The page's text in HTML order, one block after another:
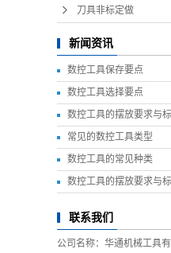
刀具非标定做
新闻资讯
数控工具保存要点
数控工具选择要点
数控工具的摆放要求与
常见的数控工具类型
数控工具的常见种类
数控工具的摆放要求与
联系我们
公司名称：华通机械工具